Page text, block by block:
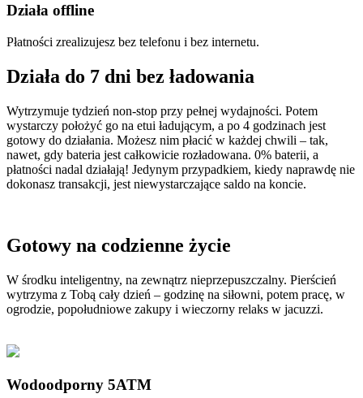
Działa offline
Płatności zrealizujesz bez telefonu i bez internetu.
Działa do 7 dni bez ładowania
Wytrzymuje tydzień non-stop przy pełnej wydajności. Potem
wystarczy położyć go na etui ładującym, a po 4 godzinach jest
gotowy do działania. Możesz nim płacić w każdej chwili – tak,
nawet, gdy bateria jest całkowicie rozładowana. 0% baterii, a
płatności nadal działają! Jedynym przypadkiem, kiedy naprawdę nie
dokonasz transakcji, jest niewystarczające saldo na koncie.
Gotowy na codzienne życie
W środku inteligentny, na zewnątrz nieprzepuszczalny. Pierścień
wytrzyma z Tobą cały dzień – godzinę na siłowni, potem pracę, w
ogrodzie, popołudniowe zakupy i wieczorny relaks w jacuzzi.
Wodoodporny 5ATM